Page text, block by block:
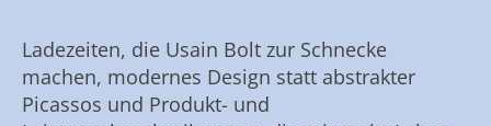
Ladezeiten, die Usain Bolt zur Schnecke
machen, modernes Design statt abstrakter
Picassos und Produkt- und